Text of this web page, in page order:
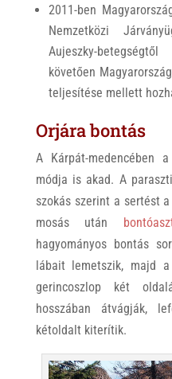
2011-ben
Nemzetközi
Aujeszky-
követően
teljesítése mellett
Orjára bontás
A Kárpát-medencében
módja is akad. A
szokás szerint a sertést
mosás után
hagyományos bontás
lábait lemetszik, majd
gerincoszlop két
hosszában átvágják,
kétoldalt kiterítik.